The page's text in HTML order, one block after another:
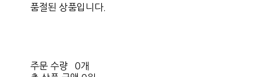
품절된 상품입니다.
주문 수량
0개